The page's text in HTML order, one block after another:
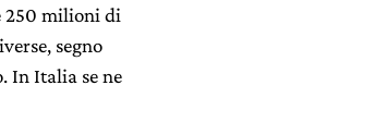
250 milioni di
segno
In Italia se ne